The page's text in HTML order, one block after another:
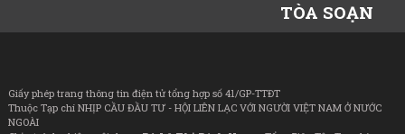
TÒA SOẠN
Giấy phép trang thông tin điện tử tổng hợp số 41/GP-TTĐT
Thuộc Tạp chí NHỊP CẦU ĐẦU TƯ - HỘI LIÊN LẠC VỚI NGƯỜI VIỆT NAM Ở NƯỚC
NGOÀI